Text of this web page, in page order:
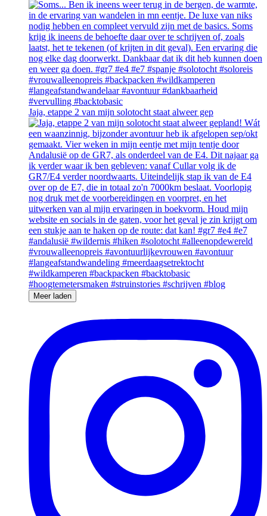
Jaja, etappe 2 van mijn solotocht staat alweer gep
Meer laden